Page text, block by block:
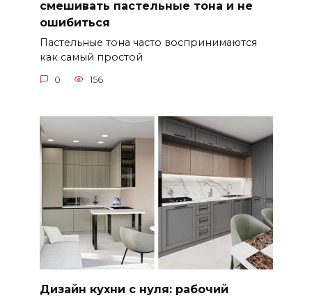
смешивать пастельные тона и не
ошибиться
Пастельные тона часто воспринимаются
как самый простой
0 156
Дизайн кухни с нуля: рабочий